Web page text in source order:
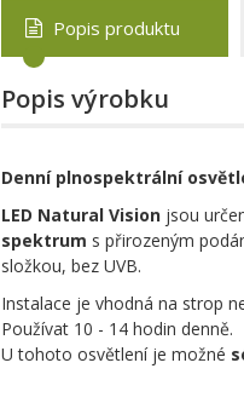
Popis produktu
Popis výrobku
Denní plnospektrální
LED Natural Vision jsou
spektrum s přirozeným
složkou, bez UVB.
Instalace je vhodná na strop
Používat 10 - 14 hodin denně.
U tohoto osvětlení je možné